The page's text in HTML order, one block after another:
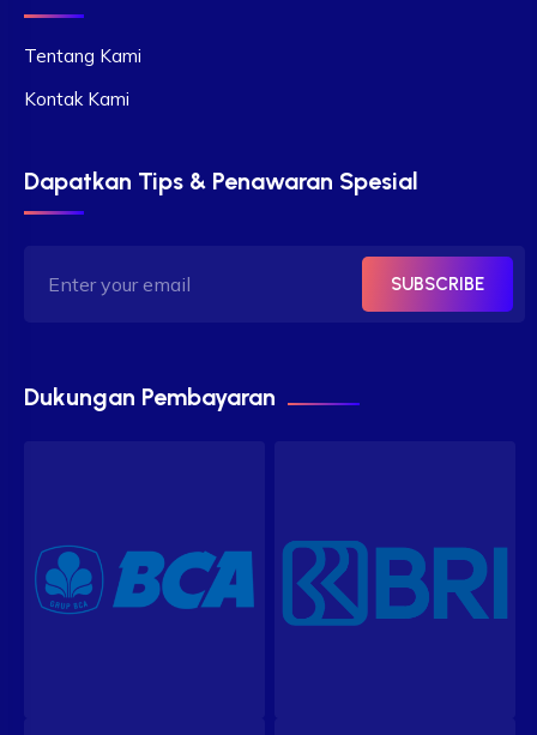
Tentang Kami
Kontak Kami
Dapatkan Tips & Penawaran Spesial
SUBSCRIBE
Dukungan Pembayaran